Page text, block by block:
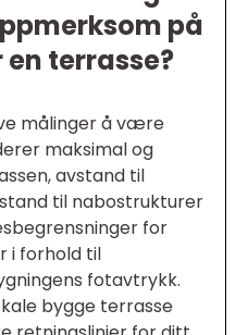
på
terrasse?
målinger å være
maksimal og
avstand til
til nabostrukturer
for
i forhold til
fotavtrykk.
bygge terrasse